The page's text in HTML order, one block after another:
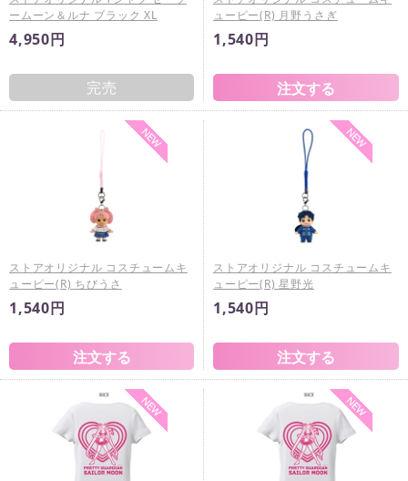
ームーン＆ルナ ブラック XL
4,950円
完売
ューピー(R) 月野うさぎ
1,540円
ストアオリジナル コスチュームキ
ューピー(R) ちびうさ
1,540円
ストアオリジナル コスチュームキ
ューピー(R) 星野光
1,540円